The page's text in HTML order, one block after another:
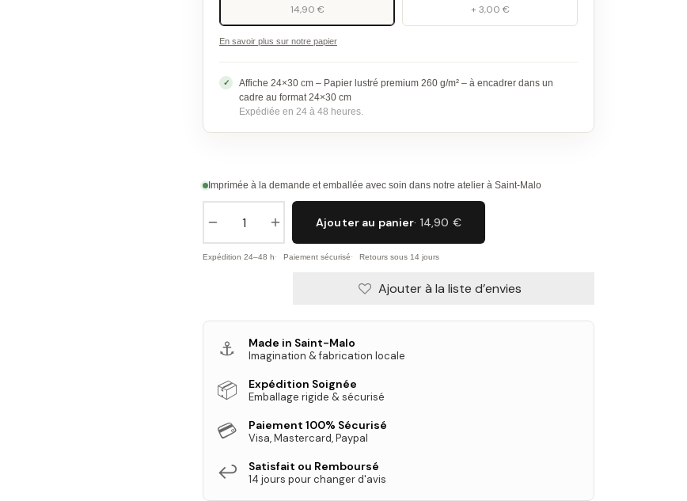
14,90 € + 3,00 €
En savoir plus sur notre papier
Affiche 24×30 cm – Papier lustré premium 260 g/m² – à encadrer dans un
cadre au format 24×30 cm
Expédiée en 24 à 48 heures.
Imprimée à la demande et emballée avec soin dans notre atelier à Saint-Malo
Ajouter au panier· 14,90 €
Expédition 24–48 h Paiement sécurisé Retours sous 14 jours
Ajouter à la liste d’envies
⚓ Made in Saint-Malo
Imagination & fabrication locale
📦 Expédition Soignée
Emballage rigide & sécurisé
💳 Paiement 100% Sécurisé
Visa, Mastercard, Paypal
↩️ Satisfait ou Remboursé
14 jours pour changer d'avis